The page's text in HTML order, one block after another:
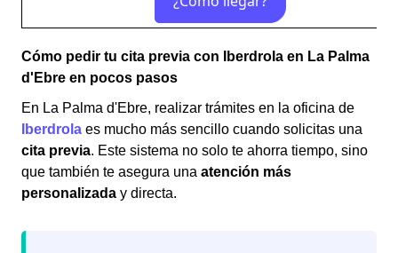
Cómo pedir tu cita previa con Iberdrola en La Palma
d'Ebre en pocos pasos
En La Palma d'Ebre, realizar trámites en la oficina de
Iberdrola es mucho más sencillo cuando solicitas una
cita previa. Este sistema no solo te ahorra tiempo, sino
que también te asegura una atención más
personalizada y directa.